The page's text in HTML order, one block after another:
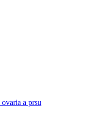
a prsu